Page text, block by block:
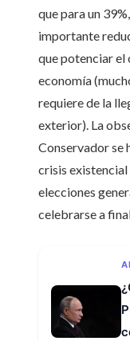
que para un
importante
que potenciar el
economía
requiere de la
exterior). La
Conservador se
crisis existencial
elecciones
celebrarse a